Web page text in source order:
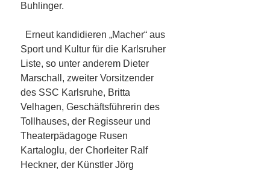
Buhlinger.
Erneut kandidieren „Macher“ aus
Sport und Kultur für die Karlsruher
Liste, so unter anderem Dieter
Marschall, zweiter Vorsitzender
des SSC Karlsruhe, Britta
Velhagen, Geschäftsführerin des
Tollhauses, der Regisseur und
Theaterpädagoge Rusen
Kartaloglu, der Chorleiter Ralf
Heckner, der Künstler Jörg